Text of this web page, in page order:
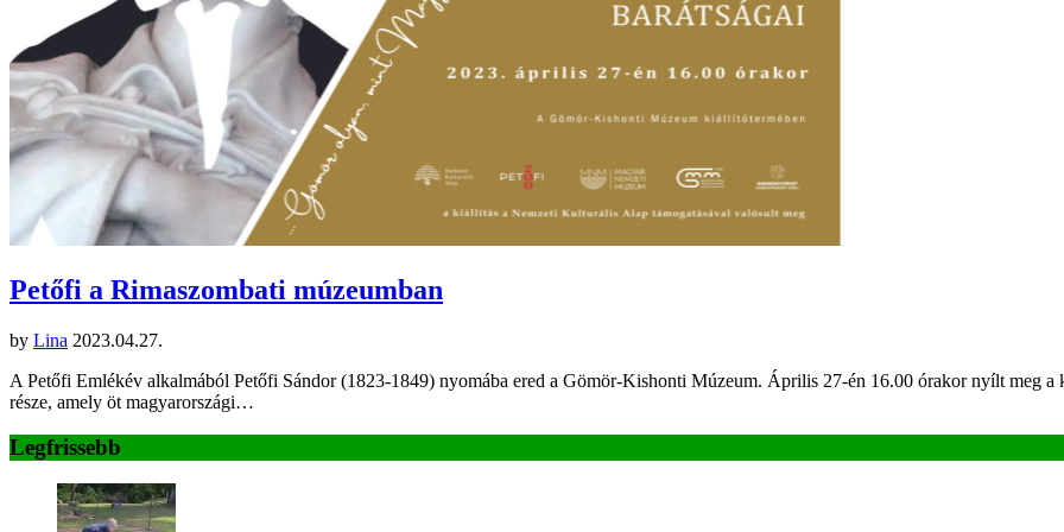
Petőfi a Rimaszombati múzeumban
by Lina 2023.04.27.
A Petőfi Emlékév alkalmából Petőfi Sándor (1823-1849) nyomába ered a Gömör-Kishonti Múzeum. Április 27-én 16.00 órakor nyílt meg
része, amely öt magyarországi…
Legfrissebb